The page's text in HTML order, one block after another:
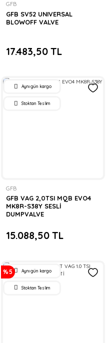
GFB
GFB SV52 UNIVERSAL
BLOWOFF VALVE
17.483,50 TL
Aynı gün kargo
Stoktan Teslim
GFB
GFB VAG 2,0TSI MQB EVO4
MK8R-S38Y SESLİ
DUMPVALVE
15.088,50 TL
%5 Aynı gün kargo
Stoktan Teslim